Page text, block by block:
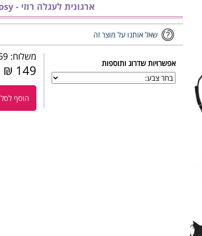
ארגונית לעגלה רוזי - Rosy
שאל אותנו על מוצר זה
אפשרויות שדרוג ותוספות
משלוח: 59 ₪
149 ₪
הוסף לסל